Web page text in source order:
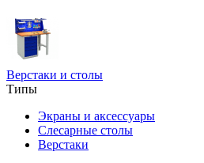
Верстаки и столы
Типы
Экраны и аксессуары
Слесарные столы
Верстаки